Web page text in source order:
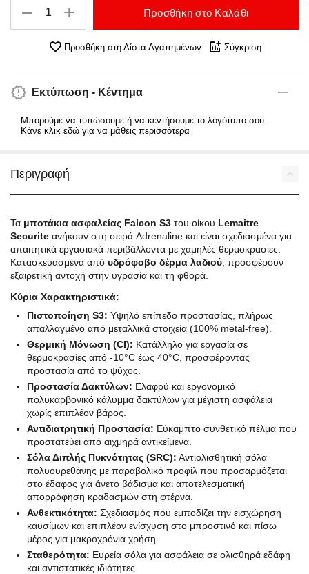
+
− Προσθήκη στο Καλάθι
Προσθήκη στη Λίστα Αγαπημένων Σύγκριση
Εκτύπωση - Κέντημα
Μπορούμε να τυπώσουμε ή να κεντήσουμε το λογότυπο σου.
Κάνε κλικ εδώ για να μάθεις περισσότερα
Περιγραφή
Τα μποτάκια ασφαλείας Falcon S3 του οίκου Lemaitre
Securite ανήκουν στη σειρά Adrenaline και είναι σχεδιασμένα για
απαιτητικά εργασιακά περιβάλλοντα με χαμηλές θερμοκρασίες.
Κατασκευασμένα από υδρόφοβο δέρμα λαδιού , προσφέρουν
εξαιρετική αντοχή στην υγρασία και τη φθορά.
Κύρια Χαρακτηριστικά:
Πιστοποίηση S3: Υψηλό επίπεδο προστασίας, πλήρως
απαλλαγμένο από μεταλλικά στοιχεία (100% metal-free).
Θερμική Μόνωση (CI): Κατάλληλο για εργασία σε
θερμοκρασίες από -10°C έως 40°C, προσφέροντας
προστασία από το ψύχος.
Προστασία Δακτύλων: Ελαφρύ και εργονομικό
πολυκαρβονικό κάλυμμα δακτύλων για μέγιστη ασφάλεια
χωρίς επιπλέον βάρος.
Αντιδιατρητική Προστασία: Εύκαμπτο συνθετικό πέλμα που
προστατεύει από αιχμηρά αντικείμενα.
Σόλα Διπλής Πυκνότητας (SRC): Αντιολισθητική σόλα
πολυουρεθάνης με παραβολικό προφίλ που προσαρμόζεται
στο έδαφος για άνετο βάδισμα και αποτελεσματική
απορρόφηση κραδασμών στη φτέρνα.
Ανθεκτικότητα: Σχεδιασμός που εμποδίζει την εισχώρηση
καυσίμων και επιπλέον ενίσχυση στο μπροστινό και πίσω
μέρος για μακροχρόνια χρήση.
Σταθερότητα: Ευρεία σόλα για ασφάλεια σε ολισθηρά εδάφη
και αντιστατικές ιδιότητες.